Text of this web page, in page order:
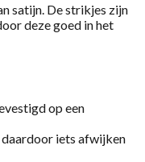
satijn. De strikjes zijn
deze goed in het
op een
daardoor iets afwijken